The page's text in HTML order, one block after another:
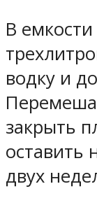
В
водку и
закрыть
оставить
двух